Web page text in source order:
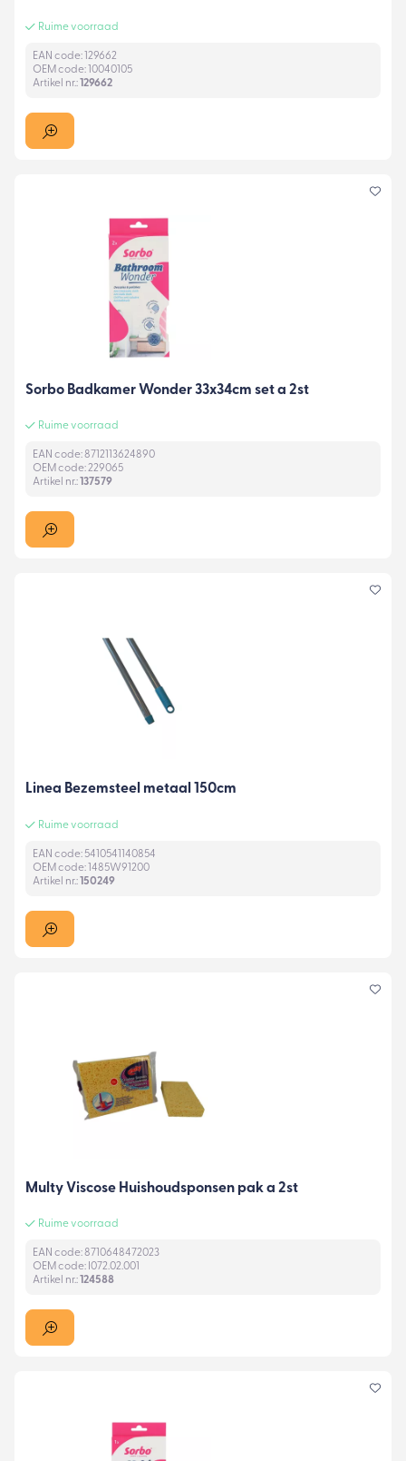
Ruime voorraad
EAN code: 129662
OEM code: 10040105
Artikel nr.:129662
Sorbo Badkamer Wonder 33x34cm set a 2st
Ruime voorraad
EAN code: 8712113624890
OEM code: 229065
Artikel nr.: 137579
Linea Bezemsteel metaal 150cm
Ruime voorraad
EAN code: 5410541140854
OEM code: 1485W91200
Artikel nr.:150249
Multy Viscose Huishoudsponsen pak a 2st
Ruime voorraad
EAN code: 8710648472023
OEM code: I072.02.001
Artikel nr.: 124588